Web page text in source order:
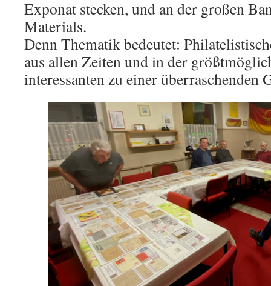
Exponat stecken, und an der großen
Materials.
Denn Thematik bedeutet:
aus allen Zeiten und in der
interessanten zu einer überraschenden